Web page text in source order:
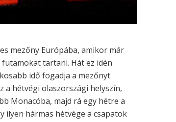
mezőny Európába, amikor már
tartani. Hát ez idén
idő fogadja a mezőnyt
a hétvégi olaszországi helyszín,
Monacóba, majd rá egy hétre a
ilyen hármas hétvége a csapatok